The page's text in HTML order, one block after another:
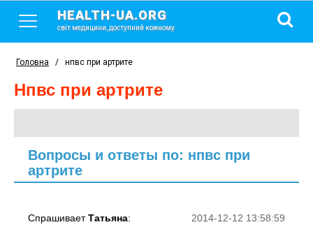
HEALTH-UA.ORG
світ медицини, доступний кожному
Головна / нпвс при артрите
нпвс при артрите
Вопросы и ответы по: нпвс при
артрите
2014-12-12 13:58:59
СпрашиваетТатьяна: